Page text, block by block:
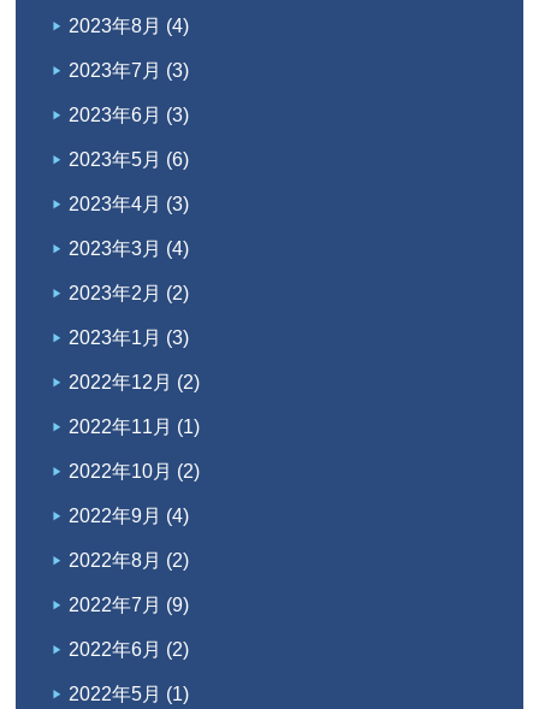
2023年8月 (4)
2023年7月 (3)
2023年6月 (3)
2023年5月 (6)
2023年4月 (3)
2023年3月 (4)
2023年2月 (2)
2023年1月 (3)
2022年12月 (2)
2022年11月 (1)
2022年10月 (2)
2022年9月 (4)
2022年8月 (2)
2022年7月 (9)
2022年6月 (2)
2022年5月 (1)